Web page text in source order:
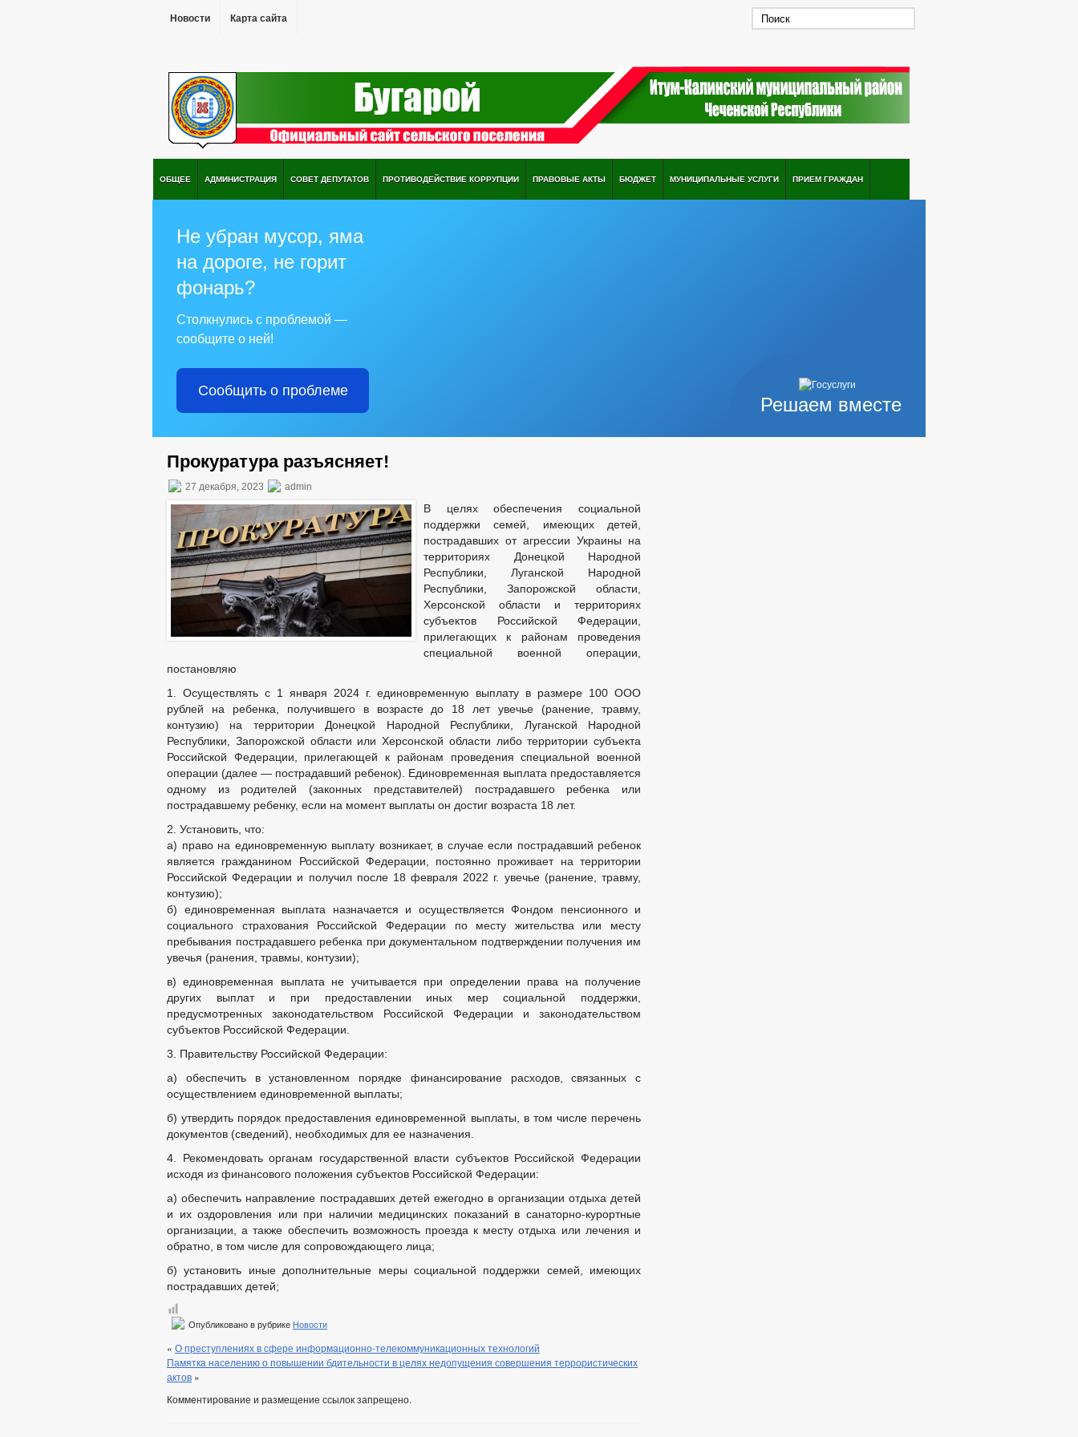
Новости Карта сайта
ОБЩЕЕ АДМИНИСТРАЦИЯ СОВЕТ ДЕПУТАТОВ ПРОТИВОДЕЙСТВИЕ КОРРУПЦИИ ПРАВОВЫЕ АКТЫ БЮДЖЕТ МУНИЦИПАЛЬНЫЕ УСЛУГИ ПРИЕМ ГРАЖДАН
Решаем вместе
Не убран мусор, яма
на дороге, не горит
фонарь?
Столкнулись с проблемой —
сообщите о ней!
Сообщить о проблеме
Прокуратура разъясняет!
27 декабря, 2023 admin
В целях обеспечения социальной
поддержки семей, имеющих детей,
пострадавших от агрессии Украины на
территориях Донецкой Народной
Республики, Луганской Народной
Республики, Запорожской области,
Херсонской области и территориях
субъектов Российской Федерации,
прилегающих к районам проведения
специальной военной операции,
постановляю
1. Осуществлять с 1 января 2024 г. единовременную выплату в размере 100 ООО
рублей на ребенка, получившего в возрасте до 18 лет увечье (ранение, травму,
контузию) на территории Донецкой Народной Республики, Луганской Народной
Республики, Запорожской области или Херсонской области либо территории субъекта
Российской Федерации, прилегающей к районам проведения специальной военной
операции (далее — пострадавший ребенок). Единовременная выплата предоставляется
одному из родителей (законных представителей) пострадавшего ребенка или
пострадавшему ребенку, если на момент выплаты он достиг возраста 18 лет.
2. Установить, что:
а) право на единовременную выплату возникает, в случае если пострадавший ребенок
является гражданином Российской Федерации, постоянно проживает на территории
Российской Федерации и получил после 18 февраля 2022 г. увечье (ранение, травму,
контузию);
б) единовременная выплата назначается и осуществляется Фондом пенсионного и
социального страхования Российской Федерации по месту жительства или месту
пребывания пострадавшего ребенка при документальном подтверждении получения им
увечья (ранения, травмы, контузии);
в) единовременная выплата не учитывается при определении права на получение
других выплат и при предоставлении иных мер социальной поддержки,
предусмотренных законодательством Российской Федерации и законодательством
субъектов Российской Федерации.
3. Правительству Российской Федерации:
а) обеспечить в установленном порядке финансирование расходов, связанных с
осуществлением единовременной выплаты;
б) утвердить порядок предоставления единовременной выплаты, в том числе перечень
документов (сведений), необходимых для ее назначения.
4. Рекомендовать органам государственной власти субъектов Российской Федерации
исходя из финансового положения субъектов Российской Федерации:
а) обеспечить направление пострадавших детей ежегодно в организации отдыха детей
и их оздоровления или при наличии медицинских показаний в санаторно-курортные
организации, а также обеспечить возможность проезда к месту отдыха или лечения и
обратно, в том числе для сопровождающего лица;
б) установить иные дополнительные меры социальной поддержки семей, имеющих
пострадавших детей;
Опубликовано в рубрике Новости
« О преступлениях в сфере информационно-телекоммуникационных технологий
Памятка населению о повышении бдительности в целях недопущения совершения террористических
актов »
Комментирование и размещение ссылок запрещено.